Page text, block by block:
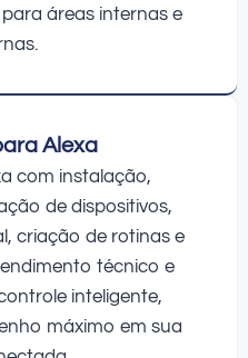
áreas internas e
Alexa
com instalação,
de dispositivos,
criação de rotinas e
técnico e
inteligente,
máximo em sua